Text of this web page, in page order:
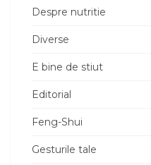
Despre nutritie
Diverse
E bine de stiut
Editorial
Feng-Shui
Gesturile tale